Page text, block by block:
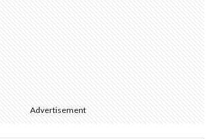
Advertisement